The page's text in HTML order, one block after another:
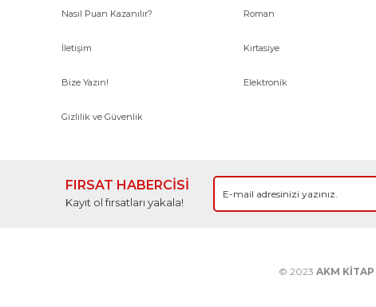
Nasıl Puan Kazanılır?
İletişim
Bize Yazın!
Gizlilik ve Güvenlik
Roman
Kırtasiye
Elektronik
FIRSAT HABERCİSİ
Kayıt ol fırsatları yakala!
© 2023 AKM KİTAP